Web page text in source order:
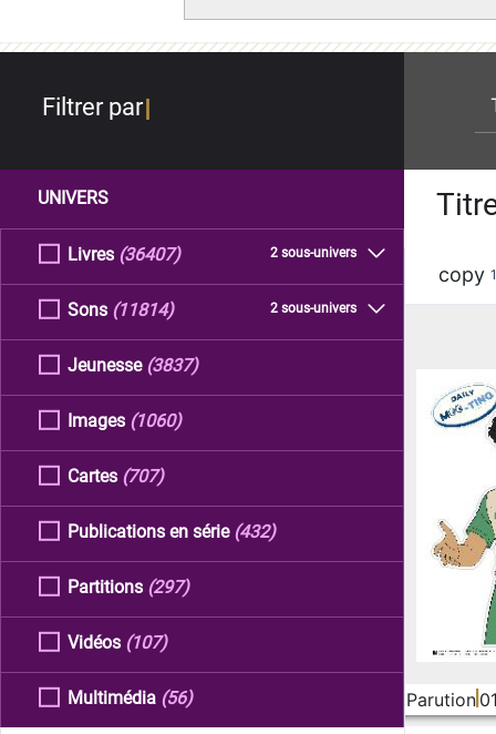
Filtrer par
UNIVERS
Livres 2 sous-univers
(36407)
Sons 2 sous-univers
(11814)
Jeunesse (3837)
Images (1060)
Cartes (707)
Publications en série (432)
Partitions (297)
Vidéos (107)
Multimédia (56)
copy
Parution